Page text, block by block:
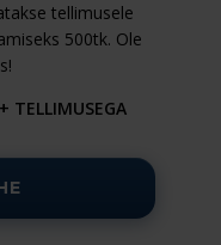
tellimusele
500tk. Ole
TELLIMUSEGA